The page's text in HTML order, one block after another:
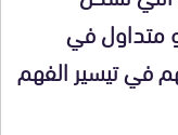
متداول في
في تيسير الفهم